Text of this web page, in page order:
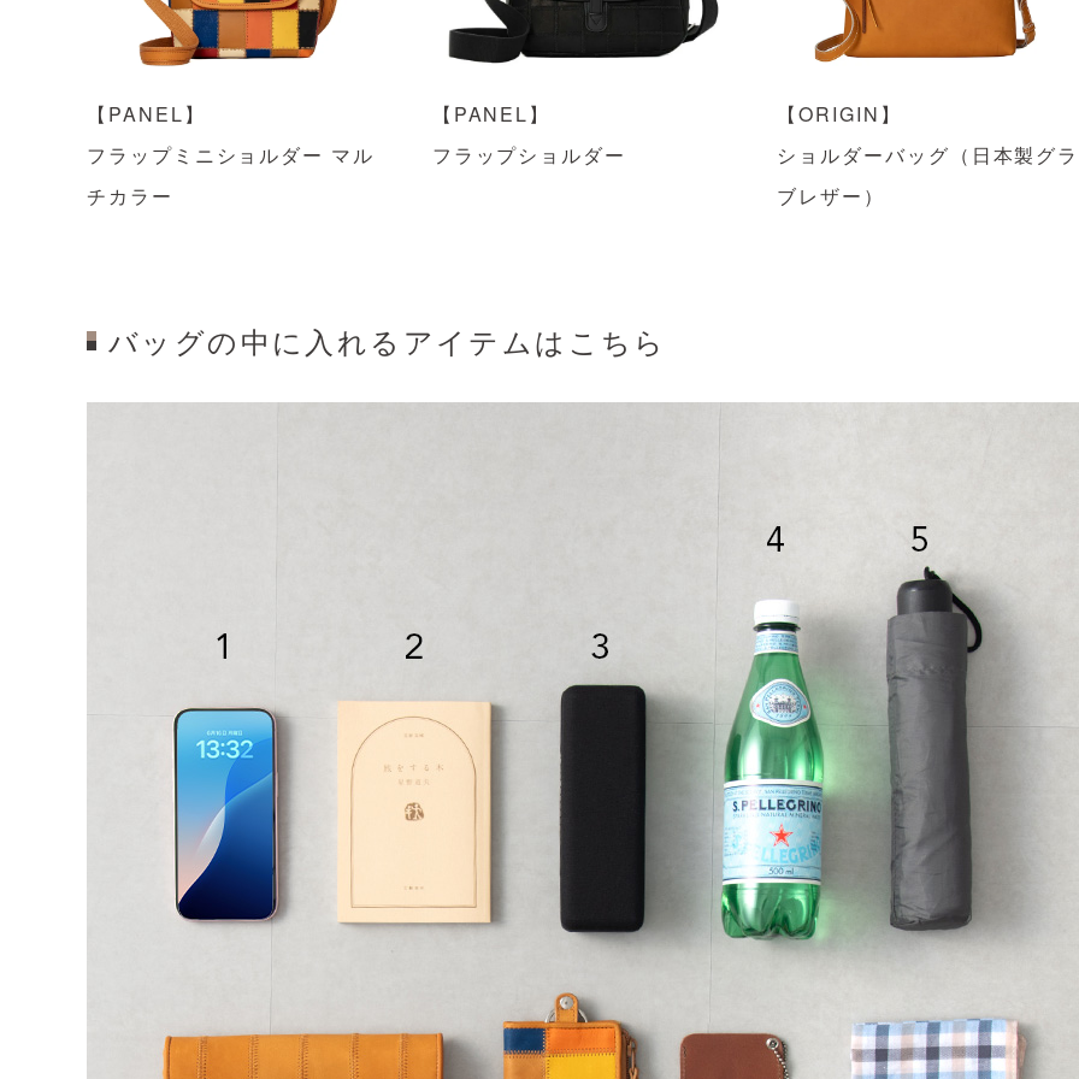
【PANEL】
フラップミニショルダー マル
チカラー
【PANEL】
フラップショルダー
【ORIGIN】
ショルダーバッグ（日本製グラ
ブレザー）
バッグの中に入れるアイテムはこちら